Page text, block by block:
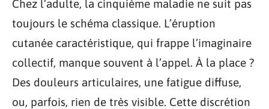
Chez l’adulte, la cinquième maladie ne suit pas
toujours le schéma classique. L’éruption
cutanée caractéristique, qui frappe l’imaginaire
collectif, manque souvent à l’appel. À la place ?
Des douleurs articulaires, une fatigue diffuse,
ou, parfois, rien de très visible. Cette discrétion